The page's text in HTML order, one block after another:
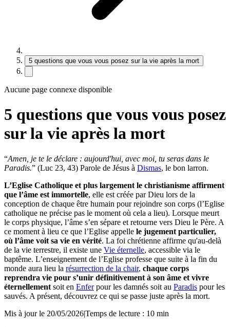
5 questions que vous vous posez sur la vie après la mort
Aucune page connexe disponible
5 questions que vous vous posez
sur la vie après la mort
“Amen, je te le déclare : aujourd'hui, avec moi, tu seras dans le
Paradis.” (Luc 23, 43) Parole de Jésus à Dismas, le bon larron.
L’Eglise Catholique et plus largement le christianisme affirment
que l’âme est immortelle, elle est créée par Dieu lors de la
conception de chaque être humain pour rejoindre son corps (l’Eglise
catholique ne précise pas le moment où cela a lieu). Lorsque meurt
le corps physique, l’âme s’en sépare et retourne vers Dieu le Père. A
ce moment à lieu ce que l’Eglise appelle le jugement particulier,
où l’âme voit sa vie en vérité. La foi chrétienne affirme qu'au-delà
de la vie terrestre, il existe une Vie éternelle, accessible via le
baptême. L’enseignement de l’Eglise professe que suite à la fin du
monde aura lieu la résurrection de la chair, chaque corps
reprendra vie pour s’unir définitivement à son âme et vivre
éternellement soit en Enferpour les damnés soit au Paradis pour les
sauvés. A présent, découvrez ce qui se passe juste après la mort.
Mis à jour le 20/05/2026|Temps de lecture : 10 min